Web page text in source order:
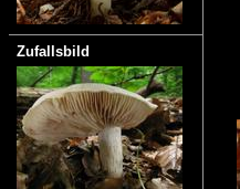
Zufallsbild